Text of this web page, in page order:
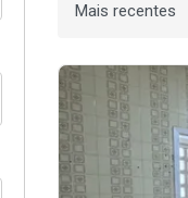
Ordenar por